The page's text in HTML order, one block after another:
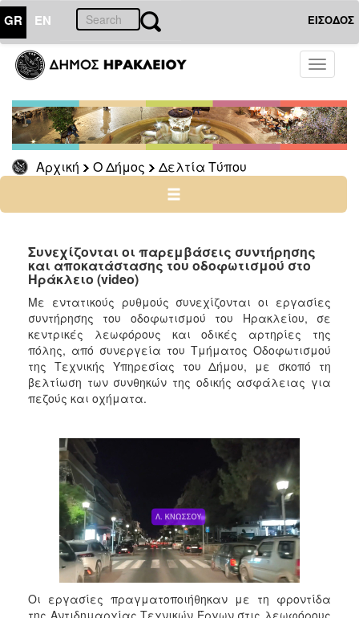
GR EN ΕΙΣΟΔΟΣ
Toggle
Αρχική Ο Δήμος Δελτία Τύπου
ΔΗΜΟΣ
Δελτία
Τύπου
Αρχείο
ΠΟΛΙΤΙΣΜΟΣ
ΑΝΘΕΚΤΙΚΗ
ΠΟΛΗ
Συνεχίζονται οι παρεμβάσεις συντήρησης
και αποκατάστασης του οδοφωτισμού στο
Ηράκλειο (video)
Με εντατικούς ρυθμούς συνεχίζονται οι εργασίες
συντήρησης του οδοφωτισμού του Ηρακλείου, σε
κεντρικές λεωφόρους και οδικές αρτηρίες της
πόλης, από συνεργεία του Τμήματος Οδοφωτισμού
της Τεχνικής Υπηρεσίας του Δήμου, με σκοπό τη
βελτίωση των συνθηκών της οδικής ασφάλειας για
πεζούς και οχήματα.
Οι εργασίες πραγματοποιήθηκαν με τη φροντίδα
της Αντιδημαρχίας Τεχνικών Έργων στις λεωφόρους